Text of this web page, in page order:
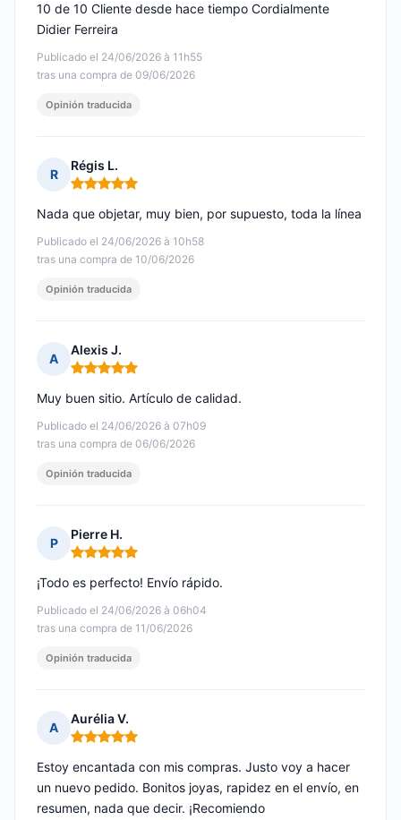
Publicado el 24/06/2026 à 11h55
tras una compra de 09/06/2026
10 de 10 Cliente desde hace tiempo Cordialmente
Didier Ferreira
Opinión traducida
R
Régis L.
Nota: 5 de 5
Publicado el 24/06/2026 à 10h58
tras una compra de 10/06/2026
Nada que objetar, muy bien, por supuesto, toda la línea
Opinión traducida
A
Alexis J.
Nota: 5 de 5
Publicado el 24/06/2026 à 07h09
tras una compra de 06/06/2026
Muy buen sitio. Artículo de calidad.
Opinión traducida
P
Pierre H.
Nota: 5 de 5
Publicado el 24/06/2026 à 06h04
tras una compra de 11/06/2026
¡Todo es perfecto! Envío rápido.
Opinión traducida
A
Aurélia V.
Nota: 5 de 5
Estoy encantada con mis compras. Justo voy a hacer
un nuevo pedido. Bonitos joyas, rapidez en el envío, en
resumen, nada que decir. ¡Recomiendo